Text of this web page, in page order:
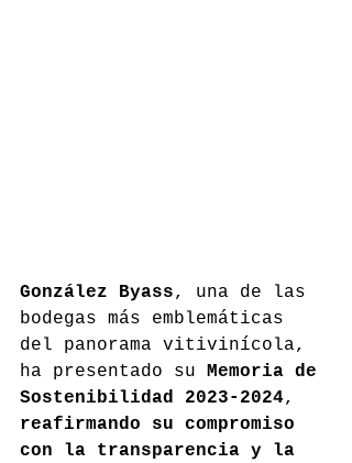
González Byass, una de las
bodegas más emblemáticas
del panorama vitivinícola,
ha presentado su Memoria de
Sostenibilidad 2023-2024,
reafirmando su compromiso
con la transparencia y la